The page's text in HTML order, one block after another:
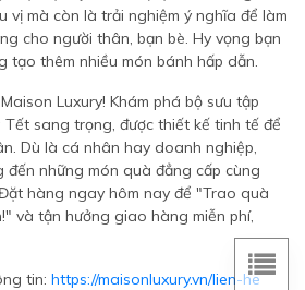
vị mà còn là trải nghiệm ý nghĩa để làm
cho người thân, bạn bè. Hy vọng bạn
tạo thêm nhiều món bánh hấp dẫn.
Luxury! Khám phá bộ sưu tập
sang trọng, được thiết kế tinh tế để
Dù là cá nhân hay doanh nghiệp,
đến những món quà đẳng cấp cùng
hàng ngay hôm nay để "Trao quà
và tận hưởng giao hàng miễn phí,
tin: https://maisonluxury.vn/lien-he